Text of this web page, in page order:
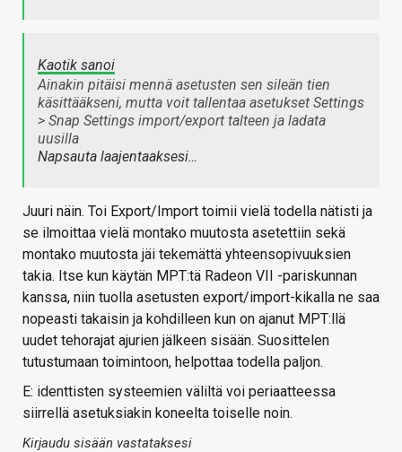
Kaotik sanoi
Ainakin pitäisi mennä asetusten sen sileän tien
käsittääkseni, mutta voit tallentaa asetukset Settings
> Snap Settings import/export talteen ja ladata
uusilla
Napsauta laajentaaksesi…
Juuri näin. Toi Export/Import toimii vielä todella nätisti ja
se ilmoittaa vielä montako muutosta asetettiin sekä
montako muutosta jäi tekemättä yhteensopivuuksien
takia. Itse kun käytän MPT:tä Radeon VII -pariskunnan
kanssa, niin tuolla asetusten export/import-kikalla ne saa
nopeasti takaisin ja kohdilleen kun on ajanut MPT:llä
uudet tehorajat ajurien jälkeen sisään. Suosittelen
tutustumaan toimintoon, helpottaa todella paljon.
E: identtisten systeemien väliltä voi periaatteessa
siirrellä asetuksiakin koneelta toiselle noin.
Kirjaudu sisään vastataksesi